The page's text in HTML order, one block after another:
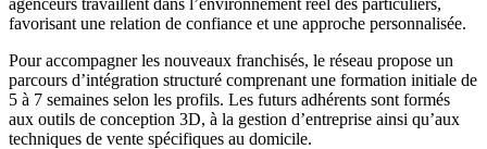
favorisant une relation de confiance et une approche personnalisée.
Pour accompagner les nouveaux franchisés, le réseau propose un
parcours d’intégration structuré comprenant une formation initiale de
5 à 7 semaines selon les profils. Les futurs adhérents sont formés
aux outils de conception 3D, à la gestion d’entreprise ainsi qu’aux
techniques de vente spécifiques au domicile.